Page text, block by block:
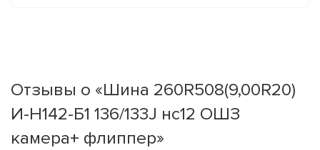
Отзывы о «Шина 260R508(9,00R20)
И-Н142-Б1 136/133J нс12 ОШЗ
камера+ флиппер»